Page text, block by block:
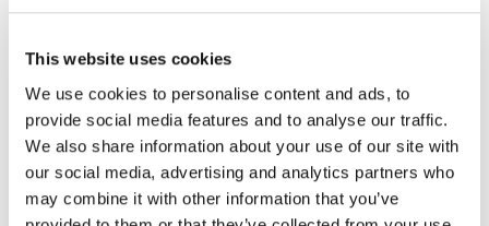
This website uses cookies
We use cookies to personalise content and ads, to
provide social media features and to analyse our traffic.
We also share information about your use of our site with
our social media, advertising and analytics partners who
may combine it with other information that you’ve